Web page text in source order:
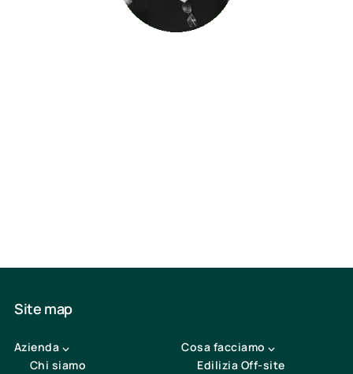
Site map
Azienda ⌵
Chi siamo
Cosa facciamo ⌵
Edilizia Off-site